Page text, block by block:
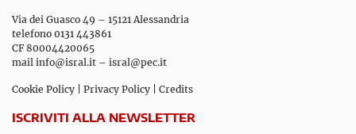
Via dei Guasco 49 – 15121 Alessandria
telefono 0131 443861
CF 80004420065
mail info@isral.it – isral@pec.it
Cookie Policy Privacy Policy Credits
ISCRIVITI ALLA NEWSLETTER